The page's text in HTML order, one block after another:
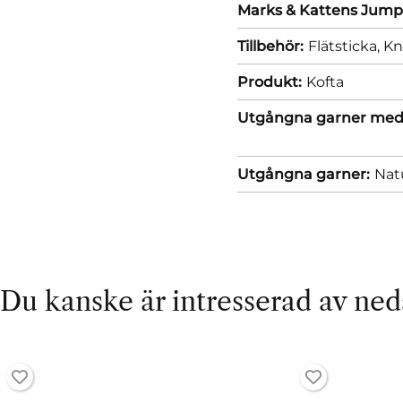
Marks & Kattens
Tillbehör: Flätsticka,
Produkt: Kofta
Utgångna garner
Utgångna garner:
Du kanske är intresserad av